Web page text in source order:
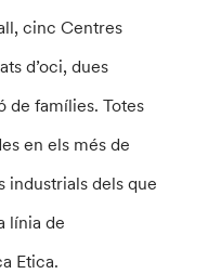
cinc Centres
d’oci, dues
de famílies. Totes
en els més de
industrials dels que
línia de
Etica.